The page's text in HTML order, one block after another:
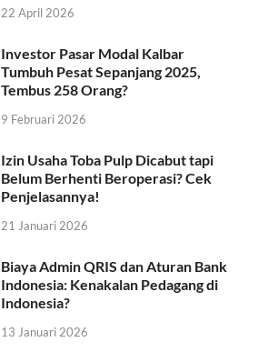
22 April 2026
Investor Pasar Modal Kalbar
Tumbuh Pesat Sepanjang 2025,
Tembus 258 Orang?
9 Februari 2026
Izin Usaha Toba Pulp Dicabut tapi
Belum Berhenti Beroperasi? Cek
Penjelasannya!
21 Januari 2026
Biaya Admin QRIS dan Aturan Bank
Indonesia: Kenakalan Pedagang di
Indonesia?
13 Januari 2026